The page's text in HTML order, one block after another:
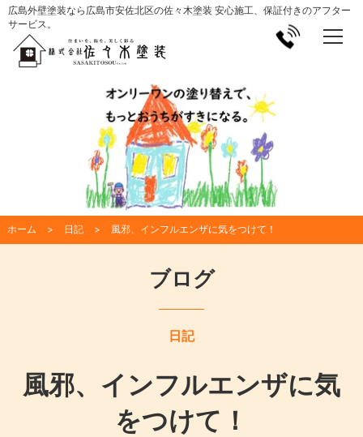
広島外壁塗装なら広島市安佐北区の佐々木塗装 安心施工、保証付きのアフター
サービス。
ホーム 日記 風邪、インフルエンザに気をつけて！
ブログ
日記
風邪、インフルエンザに気
をつけて！